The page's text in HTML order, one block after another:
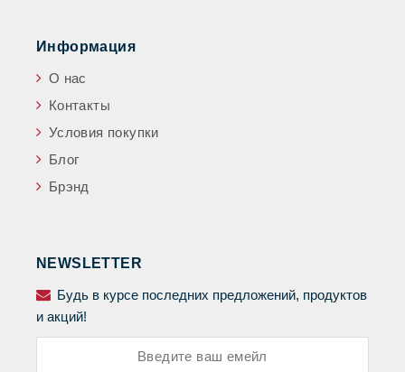
Информация
О нас
Контакты
Условия покупки
Блог
Брэнд
NEWSLETTER
Будь в курсе последних предложений, продуктов
и акций!